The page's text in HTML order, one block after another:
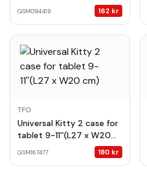
GSM094419 162 kr
TFO
Universal Kitty 2 case for
tablet 9-11''(L27 x W20
GSM167477 180 kr